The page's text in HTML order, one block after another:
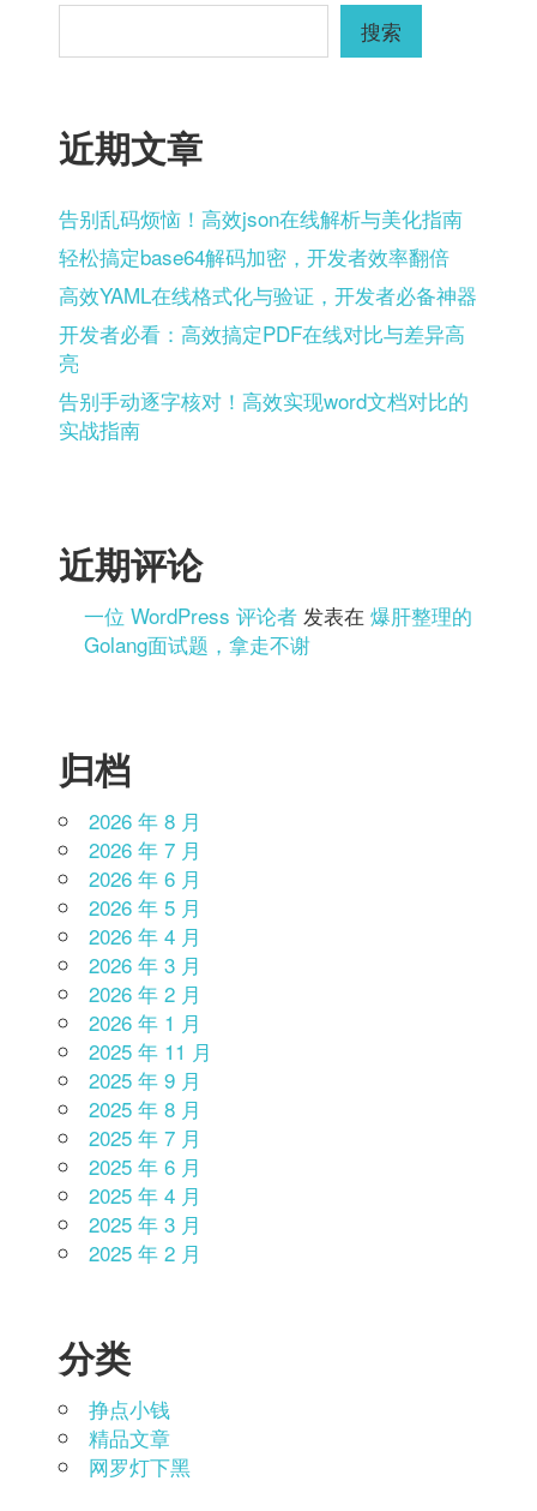
搜索
近期文章
告别乱码烦恼！高效json在线解析与美化指南
轻松搞定base64解码加密，开发者效率翻倍
高效YAML在线格式化与验证，开发者必备神器
开发者必看：高效搞定PDF在线对比与差异高
亮
告别手动逐字核对！高效实现word文档对比的
实战指南
近期评论
一位 WordPress 评论者 发表在爆肝整理的
Golang面试题，拿走不谢
归档
2026 年 8 月
2026 年 7 月
2026 年 6 月
2026 年 5 月
2026 年 4 月
2026 年 3 月
2026 年 2 月
2026 年 1 月
2025 年 11 月
2025 年 9 月
2025 年 8 月
2025 年 7 月
2025 年 6 月
2025 年 4 月
2025 年 3 月
2025 年 2 月
分类
挣点小钱
精品文章
网罗灯下黑